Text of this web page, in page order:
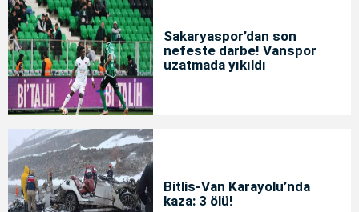
Sakaryaspor’dan son
nefeste darbe! Vanspor
uzatmada yıkıldı
Bitlis-Van Karayolu’nda
kaza: 3 ölü!